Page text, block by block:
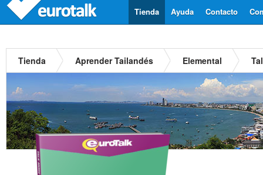
Contacto
Ayuda
Tienda
Tienda Aprender Tailandés Elemental